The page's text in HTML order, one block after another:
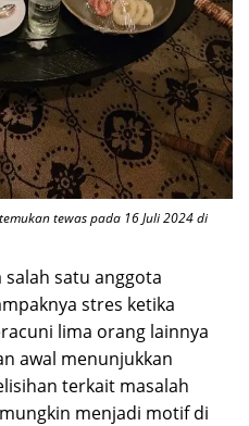
tewas pada 16 Juli 2024 di
satu anggota
stres ketika
lima orang lainnya
awal menunjukkan
terkait masalah
menjadi motif di